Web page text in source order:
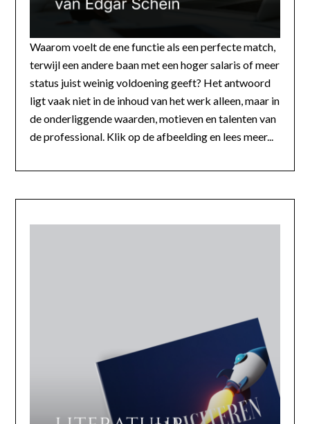
Waarom voelt de ene functie als een perfecte match,
terwijl een andere baan met een hoger salaris of meer
status juist weinig voldoening geeft? Het antwoord
ligt vaak niet in de inhoud van het werk alleen, maar in
de onderliggende waarden, motieven en talenten van
de professional. Klik op de afbeelding en lees meer...